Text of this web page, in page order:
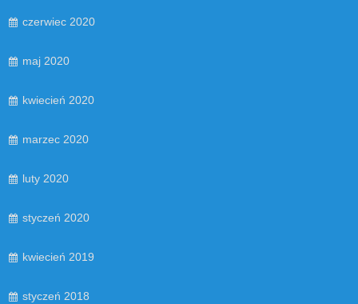
czerwiec 2020
maj 2020
kwiecień 2020
marzec 2020
luty 2020
styczeń 2020
kwiecień 2019
styczeń 2018